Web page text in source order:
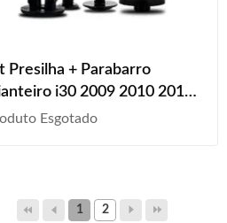
Presilha + Parabarro
i30 2009 2010 2011
Preto
Esgotado
1 2